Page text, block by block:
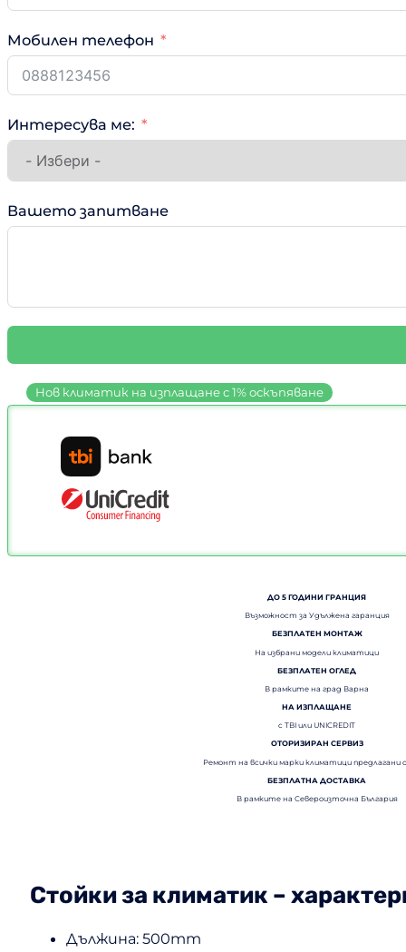
Мобилен телефон
Интересува ме:
Вашето запитване
ДО 5 ГОДИНИ ГРАНЦИЯ
Възможност за Удължена гаранция
БЕЗПЛАТЕН МОНТАЖ
На избрани модели климатици
БЕЗПЛАТЕН ОГЛЕД
В рамките на град Варна
НА ИЗПЛАЩАНЕ
с TBI или UNICREDIT
ОТОРИЗИРАН СЕРВИЗ
Ремонт на всички марки климатици предлагани
БЕЗПЛАТНА ДОСТАВКА
В рамките на Североизточна България
Стойки за климатик –
Дължина: 500mm